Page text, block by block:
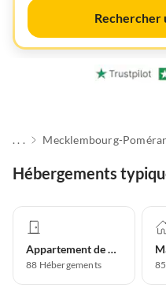
Rechercher
. . .
Hébergements
Appartement de vacances
88 Hébergements 85